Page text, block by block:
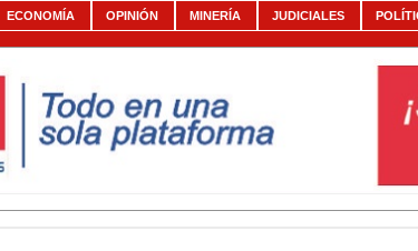
ECONOMÍA OPINIÓN MINERÍA JUDICIALES